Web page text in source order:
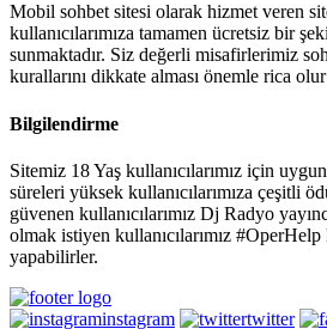
Mobil sohbet sitesi olarak hizmet veren
kullanıcılarımıza tamamen ücretsiz bir
sunmaktadır. Siz değerli misafirlerimiz
kurallarını dikkate alması önemle rica olur
Bilgilendirme
Sitemiz 18 Yaş kullanıcılarımız için
süreleri yüksek kullanıcılarımıza çeşitli
güvenen kullanıcılarımız Dj Radyo
olmak istiyen kullanıcılarımız #OperHelp
yapabilirler.
instagram twitter